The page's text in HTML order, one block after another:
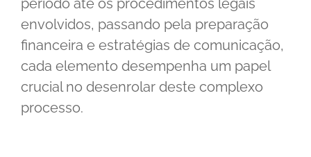
período até os procedimentos legais
envolvidos, passando pela preparação
financeira e estratégias de comunicação,
cada elemento desempenha um papel
crucial no desenrolar deste complexo
processo.